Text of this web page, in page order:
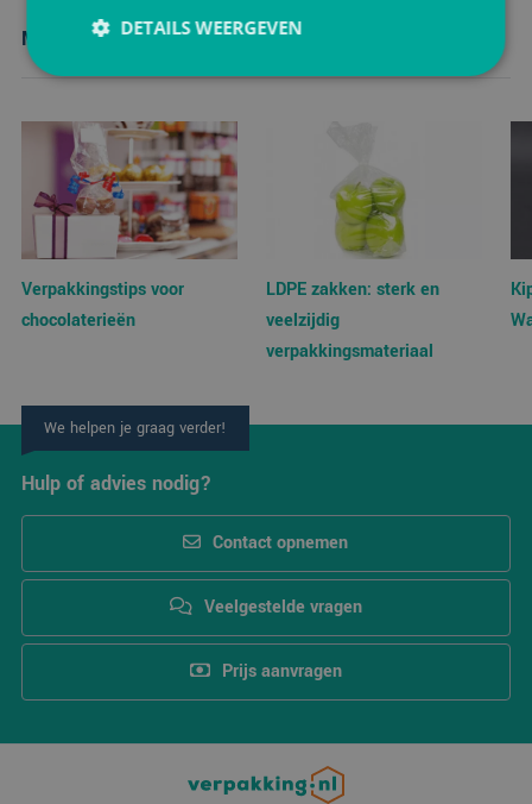
Meer nieuws
Verpakkingstips voor
chocolaterieën
LDPE zakken: sterk en
veelzijdig
verpakkingsmateriaal
We helpen je graag verder!
Hulp of advies nodig?
Contact opnemen
Veelgestelde vragen
Prijs aanvragen
DETAILS WEERGEVEN
Strikt noodzakelijk
Functioneel
Strikt noodzakelijke cookies maken de
kernfunctionaliteiten van de website mogelijk, zoals
gebruikersaanmelding en accountbeheer. De
website kan niet goed worden gebruikt zonder de
Naam
Aanbieder/
Domein
om
te
Het
voor
Google Privacy Policy